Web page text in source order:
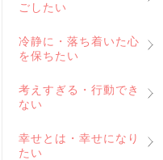
ごしたい
冷静に・落ち着いた心
を保ちたい
考えすぎる・行動でき
ない
幸せとは・幸せになり
たい